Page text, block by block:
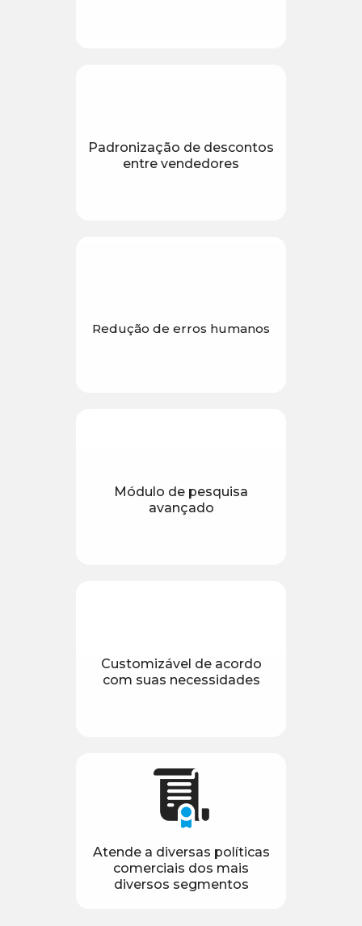
Padronização de descontos
entre vendedores
Redução de erros humanos
Módulo de pesquisa
avançado
Customizável de acordo
com suas necessidades
Atende a diversas políticas
comerciais dos mais
diversos segmentos